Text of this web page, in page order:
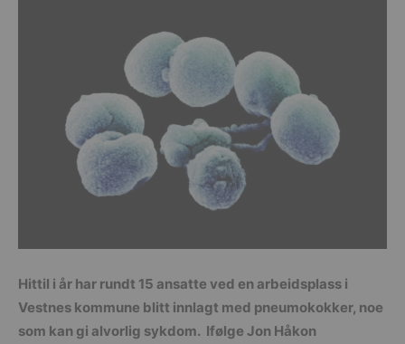
Hittil i år har rundt 15 ansatte ved en arbeidsplass i
Vestnes kommune blitt innlagt med pneumokokker, noe
som kan gi alvorlig sykdom. Ifølge Jon Håkon